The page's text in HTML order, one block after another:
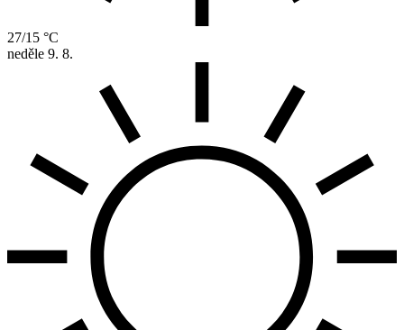
27/15 °C
neděle 9. 8.